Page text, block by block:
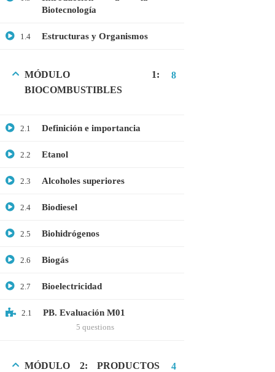
Biotecnología
1.4 Estructuras y Organismos
MÓDULO 1:
BIOCOMBUSTIBLES
8
2.1 Definición e importancia
2.2 Etanol
2.3 Alcoholes superiores
2.4 Biodiesel
2.5 Biohidrógenos
2.6 Biogás
2.7 Bioelectricidad
2.1 PB. Evaluación M01
5 questions
MÓDULO 2: PRODUCTOS
4
GRATIS
MEDICINA
PROTEÓMICA
$25.00
Webinar: Introducción a la Ingeniería